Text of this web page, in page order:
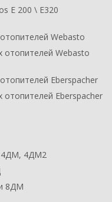
E 200 \ E320
Webasto
отопителей Webasto
Eberspacher
отопителей Eberspacher
4ДМ, 4ДМ2
8ДМ